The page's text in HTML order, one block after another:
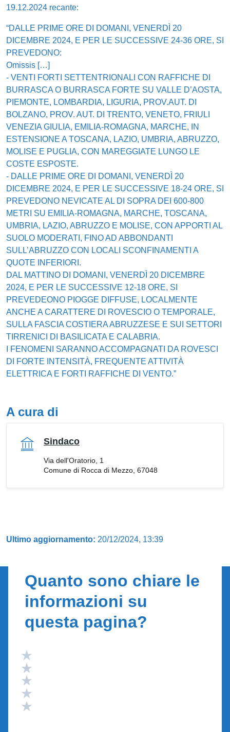
19.12.2024 recante:
“DALLE PRIME ORE DI DOMANI, VENERDÌ 20
DICEMBRE 2024, E PER LE SUCCESSIVE 24-36 ORE, SI
PREVEDONO:
Omissis […]
- VENTI FORTI SETTENTRIONALI CON RAFFICHE DI
BURRASCA O BURRASCA FORTE SU VALLE D’AOSTA,
PIEMONTE, LOMBARDIA, LIGURIA, PROV.AUT. DI
BOLZANO, PROV. AUT. DI TRENTO, VENETO, FRIULI
VENEZIA GIULIA, EMILIA-ROMAGNA, MARCHE, IN
ESTENSIONE A TOSCANA, LAZIO, UMBRIA, ABRUZZO,
MOLISE E PUGLIA, CON MAREGGIATE LUNGO LE
COSTE ESPOSTE.
- DALLE PRIME ORE DI DOMANI, VENERDÌ 20
DICEMBRE 2024, E PER LE SUCCESSIVE 18-24 ORE, SI
PREVEDONO NEVICATE AL DI SOPRA DEI 600-800
METRI SU EMILIA-ROMAGNA, MARCHE, TOSCANA,
UMBRIA, LAZIO, ABRUZZO E MOLISE, CON APPORTI AL
SUOLO MODERATI, FINO AD ABBONDANTI
SULL’ABRUZZO CON LOCALI SCONFINAMENTI A
QUOTE INFERIORI.
DAL MATTINO DI DOMANI, VENERDÌ 20 DICEMBRE
2024, E PER LE SUCCESSIVE 12-18 ORE, SI
PREVEDEONO PIOGGE DIFFUSE, LOCALMENTE
ANCHE A CARATTERE DI ROVESCIO O TEMPORALE,
SULLA FASCIA COSTIERA ABRUZZESE E SUI SETTORI
TIRRENICI DI BASILICATA E CALABRIA.
I FENOMENI SARANNO ACCOMPAGNATI DA ROVESCI
DI FORTE INTENSITÀ, FREQUENTE ATTIVITÀ
ELETTRICA E FORTI RAFFICHE DI VENTO.”
A cura di
Sindaco
Via dell'Oratorio, 1
Comune di Rocca di Mezzo, 67048
Ultimo aggiornamento: 20/12/2024, 13:39
Quanto sono chiare le
informazioni su
questa pagina?
Valuta 5 stelle su 5
Valuta 4 stelle su 5
Valuta 3 stelle su 5
Valuta 2 stelle su 5